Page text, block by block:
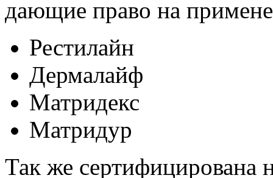
дающие право на
Рестилайн
Дермалайф
Матридекс
Матридур
Так же сертифицирована